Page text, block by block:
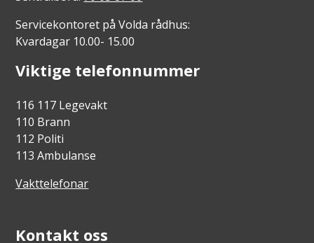
Servicekontoret på Volda rådhus:
Kvardagar 10.00- 15.00
Viktige telefonnummer
116 117 Legevakt
110 Brann
112 Politi
113 Ambulanse
Vakttelefonar
Kontakt oss